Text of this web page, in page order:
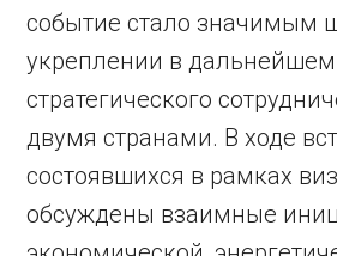
событие стало значимым
укреплении в дальнейшем
стратегического
двумя странами. В ходе
состоявшихся в рамках
обсуждены взаимные